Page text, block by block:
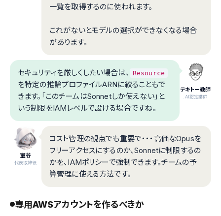
一覧を取得するのに使われます。
これがないとモデルの選択ができなくなる場合
があります。
テキトー教師
.AI認定講師
セキュリティを厳しくしたい場合は、 Resource
を特定の推論プロファイルARNに絞ることもで
きます。「このチームはSonnetしか使えない」と
いう制限をIAMレベルで設ける場合ですね。
室谷
代表取締役
コスト管理の観点でも重要で・・・高価なOpusを
フリーアクセスにするのか、Sonnetに制限するの
かを、IAMポリシーで強制できます。チームの予
算管理に使える方法です。
専用AWSアカウントを作るべきか